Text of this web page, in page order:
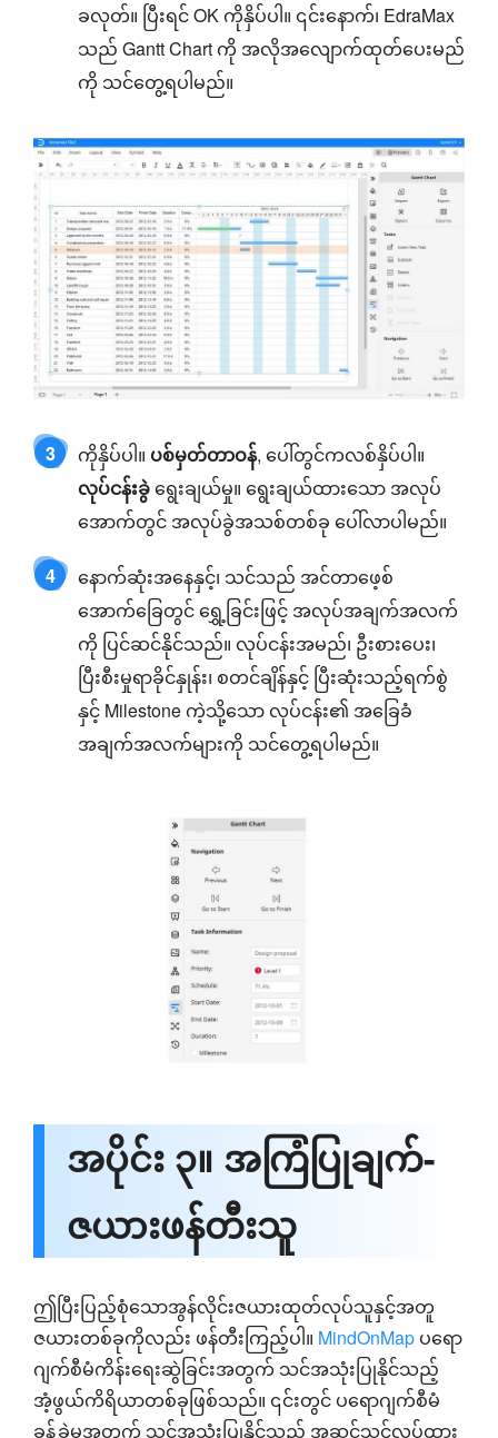
ခလုတ်။ ပြီးရင် OK ကိုနှိပ်ပါ။ ၎င်းနောက်၊ EdraMax
သည် Gantt Chart ကို အလိုအလျောက်ထုတ်ပေးမည်
ကို သင်တွေ့ရပါမည်။
3 ကိုနှိပ်ပါ။ ပစ်မှတ်တာဝန်, ပေါ်တွင်ကလစ်နှိပ်ပါ။
လုပ်ငန်းခွဲရွေးချယ်မှု။ ရွေးချယ်ထားသော အလုပ်
အောက်တွင် အလုပ်ခွဲအသစ်တစ်ခု ပေါ်လာပါမည်။
4
နောက်ဆုံးအနေနှင့်၊ သင်သည် အင်တာဖေ့စ်
အောက်ခြေတွင် ရွှေ့ခြင်းဖြင့် အလုပ်အချက်အလက်
ကို ပြင်ဆင်နိုင်သည်။ လုပ်ငန်းအမည်၊ ဦးစားပေး၊
ပြီးစီးမှုရာခိုင်နှုန်း၊ စတင်ချိန်နှင့် ပြီးဆုံးသည့်ရက်စွဲ
နှင့် Milestone ကဲ့သို့သော လုပ်ငန်း၏ အခြေခံ
အချက်အလက်များကို သင်တွေ့ရပါမည်။
အပိုင်း ၃။ အကြံပြုချက်-
ဇယားဖန်တီးသူ
ဤပြီးပြည့်စုံသောအွန်လိုင်းဇယားထုတ်လုပ်သူနှင့်အတူ
ဇယားတစ်ခုကိုလည်း ဖန်တီးကြည့်ပါ။ MindOnMap ပရော
ဂျက်စီမံကိန်းရေးဆွဲခြင်းအတွက် သင်အသုံးပြုနိုင်သည့်
အံ့ဖွယ်ကိရိယာတစ်ခုဖြစ်သည်။ ၎င်းတွင် ပရောဂျက်စီမံ
ခန့်ခွဲမှုအတွက် သင်အသုံးပြုနိုင်သည့် အဆင်သင့်လုပ်ထား